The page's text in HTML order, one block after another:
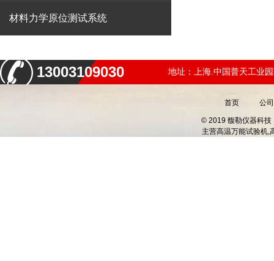
材料力学原位测试系统
13003109030 地址：上海.中国普天工业
首页 公
© 2019 馥勒仪器科技
主营高温万能试验机,